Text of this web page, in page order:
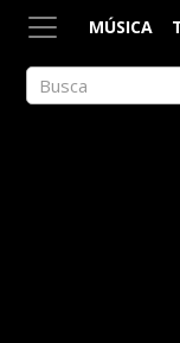
MÚSICA